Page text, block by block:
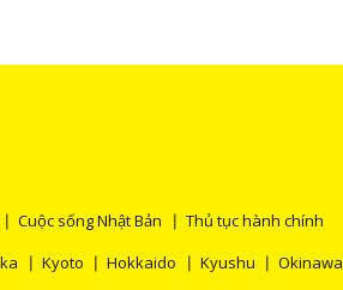
Cuộc sống Nhật Bản
Thủ tục hành chính
Kyoto Hokkaido Kyushu Okinawa